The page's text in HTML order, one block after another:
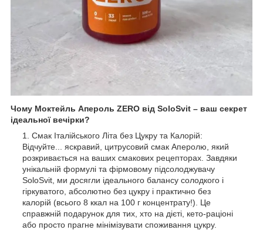
Чому Моктейль Апероль ZERO від SoloSvit – ваш секрет
ідеальної вечірки?
Смак Італійського Літа без Цукру та Калорій:
Відчуйте... яскравий, цитрусовий смак Аперолю, який
розкривається на ваших смакових рецепторах. Завдяки
унікальній формулі та фірмовому підсолоджувачу
SoloSvit, ми досягли ідеального балансу солодкого і
гіркуватого, абсолютно без цукру і практично без
калорій (всього 8 ккал на 100 г концентрату!). Це
справжній подарунок для тих, хто на дієті, кето-раціоні
або просто прагне мінімізувати споживання цукру.